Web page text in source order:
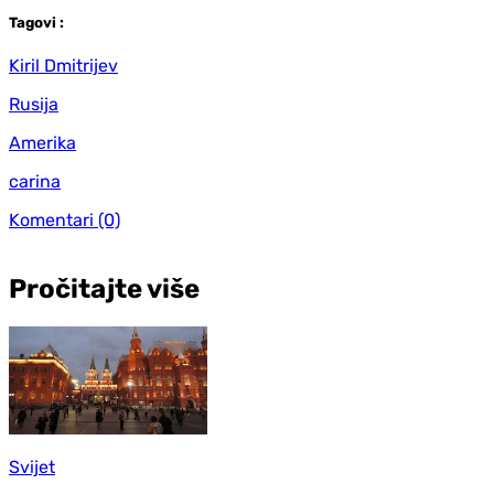
Tagovi :
Kiril Dmitrijev
Rusija
Amerika
carina
Komentari (0)
Pročitajte više
Svijet